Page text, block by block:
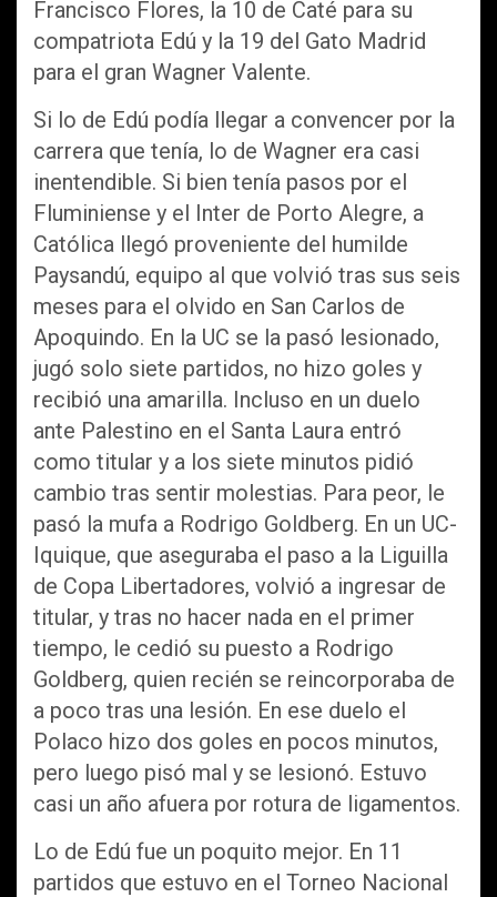
Francisco Flores, la 10 de Caté para su
compatriota Edú y la 19 del Gato Madrid
para el gran Wagner Valente.
Si lo de Edú podía llegar a convencer por la
carrera que tenía, lo de Wagner era casi
inentendible. Si bien tenía pasos por el
Fluminiense y el Inter de Porto Alegre, a
Católica llegó proveniente del humilde
Paysandú, equipo al que volvió tras sus seis
meses para el olvido en San Carlos de
Apoquindo. En la UC se la pasó lesionado,
jugó solo siete partidos, no hizo goles y
recibió una amarilla. Incluso en un duelo
ante Palestino en el Santa Laura entró
como titular y a los siete minutos pidió
cambio tras sentir molestias. Para peor, le
pasó la mufa a Rodrigo Goldberg. En un UC-
Iquique, que aseguraba el paso a la Liguilla
de Copa Libertadores, volvió a ingresar de
titular, y tras no hacer nada en el primer
tiempo, le cedió su puesto a Rodrigo
Goldberg, quien recién se reincorporaba de
a poco tras una lesión. En ese duelo el
Polaco hizo dos goles en pocos minutos,
pero luego pisó mal y se lesionó. Estuvo
casi un año afuera por rotura de ligamentos.
Lo de Edú fue un poquito mejor. En 11
partidos que estuvo en el Torneo Nacional